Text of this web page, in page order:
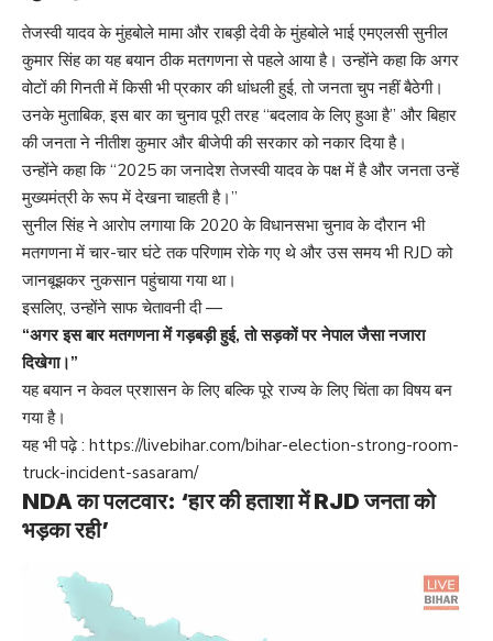
तेजस्वी यादव के मुंहबोले मामा और राबड़ी देवी के मुंहबोले भाई एमएलसी सुनील
कुमार सिंह का यह बयान ठीक मतगणना से पहले आया है। उन्होंने कहा कि अगर
वोटों की गिनती में किसी भी प्रकार की धांधली हुई, तो जनता चुप नहीं बैठेगी।
उनके मुताबिक, इस बार का चुनाव पूरी तरह “बदलाव के लिए हुआ है” और बिहार
की जनता ने नीतीश कुमार और बीजेपी की सरकार को नकार दिया है।
उन्होंने कहा कि “2025 का जनादेश तेजस्वी यादव के पक्ष में है और जनता उन्हें
मुख्यमंत्री के रूप में देखना चाहती है।”
सुनील सिंह ने आरोप लगाया कि 2020 के विधानसभा चुनाव के दौरान भी
मतगणना में चार-चार घंटे तक परिणाम रोके गए थे और उस समय भी RJD को
जानबूझकर नुकसान पहुंचाया गया था।
इसलिए, उन्होंने साफ चेतावनी दी —
“अगर इस बार मतगणना में गड़बड़ी हुई, तो सड़कों पर नेपाल जैसा नजारा
दिखेगा।”
यह बयान न केवल प्रशासन के लिए बल्कि पूरे राज्य के लिए चिंता का विषय बन
गया है।
यह भी पढ़े : https://livebihar.com/bihar-election-strong-room-
truck-incident-sasaram/
NDA का पलटवार: ‘हार की हताशा में RJD जनता को
भड़का रही’